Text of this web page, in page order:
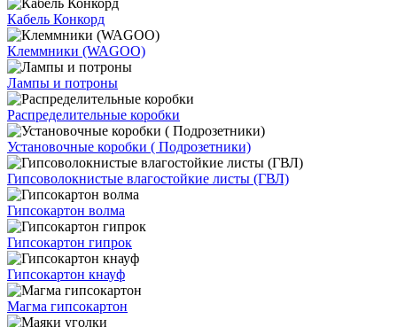
Кабель Конкорд
Клеммники (WAGOО)
Лампы и потроны
Распределительные коробки
Установочные коробки ( Подрозетники)
Гипсоволокнистые влагостойкие листы (ГВЛ)
Гипсокартон волма
Гипсокартон гипрок
Гипсокартон кнауф
Магма гипсокартон